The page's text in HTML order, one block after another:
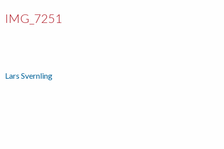
IMG_7251
Inläggsnavigering
Lars Svernling